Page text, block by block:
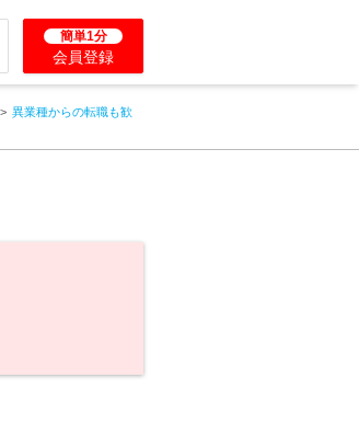
簡単1分
会員登録
異業種からの転職も歓